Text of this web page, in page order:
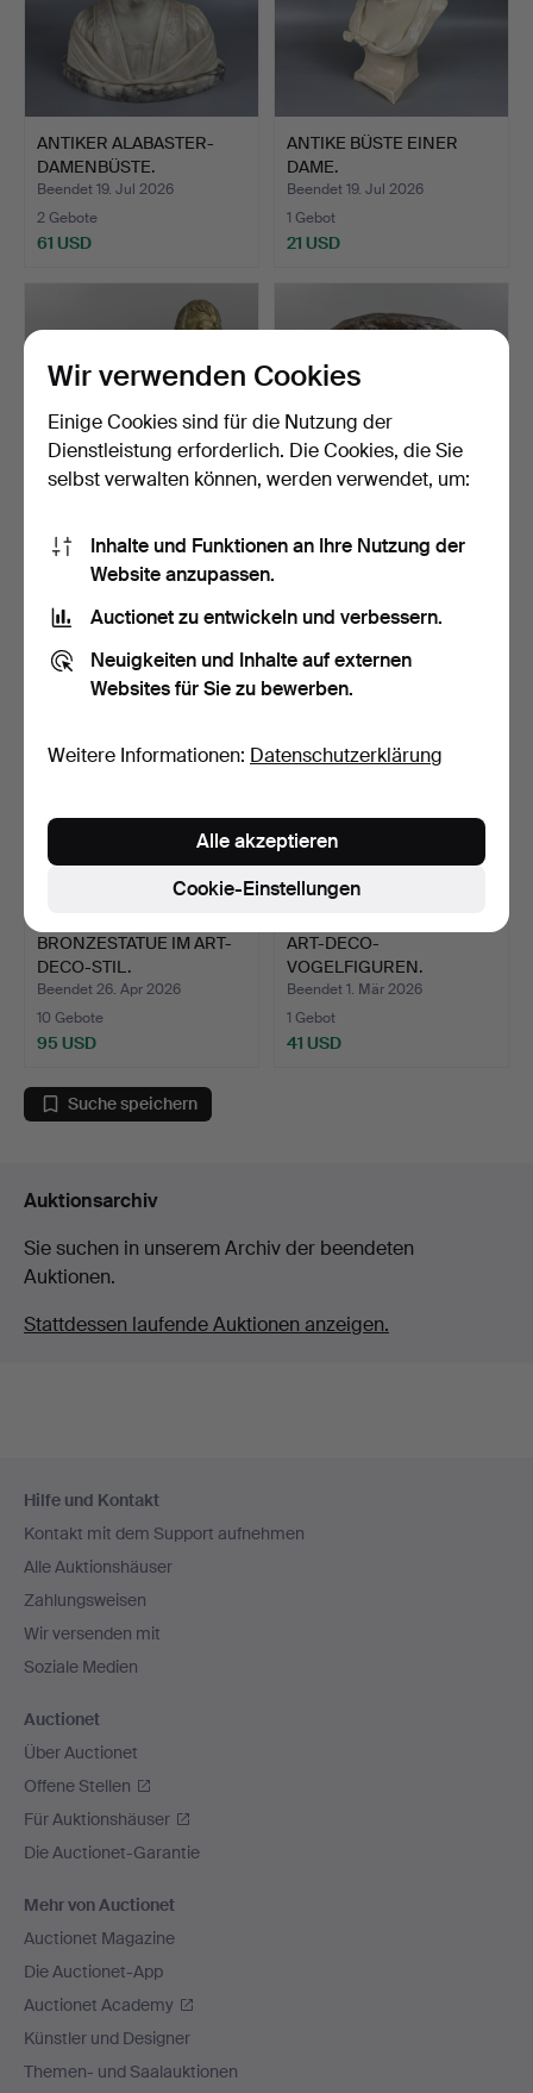
ANTIKER ALABASTER-
DAMENBÜSTE.
Beendet 19. Jul 2026
2 Gebote
61 USD
ANTIKE BÜSTE EINER
DAME.
Beendet 19. Jul 2026
1 Gebot
21 USD
KUNSTSKULPTUR FRAU.
1 Gebot
JOHANNES LUSEGENOV,
1 Gebot
BRONZESTATUE IM ART-
DECO-STIL.
Beendet 26. Apr 2026
10 Gebote
95 USD
ART-DECO-
VOGELFIGUREN.
Beendet 1. Mär 2026
1 Gebot
41 USD
Suche speichern
Auktionsarchiv
Sie suchen in unserem Archiv der beendeten
Auktionen.
Stattdessen laufende Auktionen anzeigen.
Navigation
Hilfe und Kontakt
Kontakt mit dem Support aufnehmen
Alle Auktionshäuser
Zahlungsweisen
Wir versenden mit
Soziale Medien
Auctionet
Über Auctionet
Offene Stellen
Für Auktionshäuser
Die Auctionet-Garantie
Mehr von Auctionet
Auctionet Magazine
Die Auctionet-App
Auctionet Academy
Künstler und Designer
Themen- und Saalauktionen
Wir verwenden Cookies
Einige Cookies sind für die Nutzung der
Dienstleistung erforderlich. Die Cookies, die Sie
selbst verwalten können, werden verwendet, um:
Inhalte und Funktionen an Ihre Nutzung der
Website anzupassen.
Auctionet zu entwickeln und verbessern.
Neuigkeiten und Inhalte auf externen
Websites für Sie zu bewerben.
Weitere Informationen: Datenschutzerklärung
Cookie-Einstellungen
Alle akzeptieren